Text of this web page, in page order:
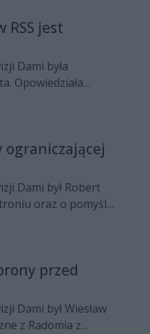
RSS jest
Dami była
Opowiedziała
ograniczającej
Dami był Robert
oraz o pomyśle
przed
Dami był Wiesław
z Radomia z